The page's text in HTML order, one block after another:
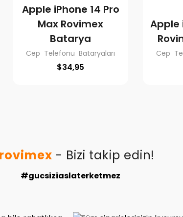
Apple iPhone 14 Pro
Max Rovimex
Batarya
Cep Telefonu Bataryaları
$34,95
Apple
Cep
- Bizi takip edin!
#gucsiziaslaterketmez